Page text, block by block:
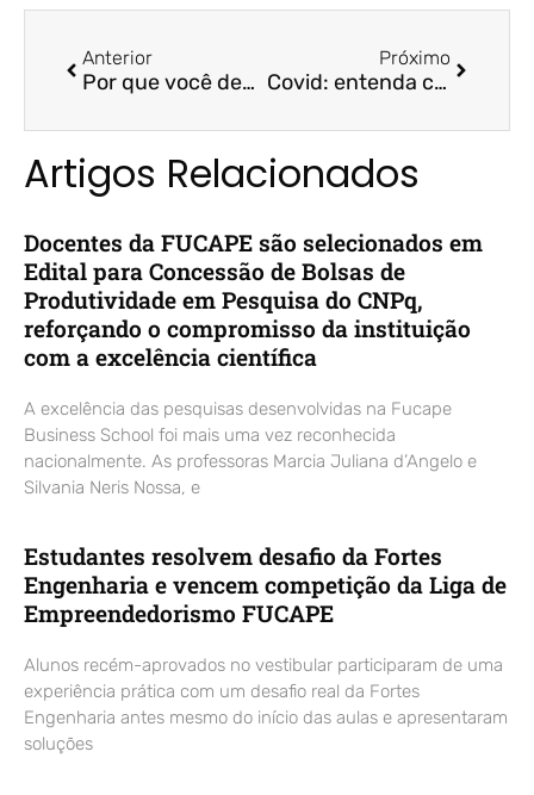
Anterior
Por que você deve parar de insistir na poupança e investir em outro ativo – Rádio CBN / Prof. Dr. Fernando Galdi
Próximo
Covid: entenda como a variante delta pode impactar a economia do ES – A Gazeta / Prof. Dr. Felipe Storch
Artigos Relacionados
Docentes da FUCAPE são selecionados em
Edital para Concessão de Bolsas de
Produtividade em Pesquisa do CNPq,
reforçando o compromisso da instituição
com a excelência científica
A excelência das pesquisas desenvolvidas na Fucape
Business School foi mais uma vez reconhecida
nacionalmente. As professoras Marcia Juliana d’Angelo e
Silvania Neris Nossa, e
Estudantes resolvem desafio da Fortes
Engenharia e vencem competição da Liga de
Empreendedorismo FUCAPE
Alunos recém-aprovados no vestibular participaram de uma
experiência prática com um desafio real da Fortes
Engenharia antes mesmo do início das aulas e apresentaram
soluções